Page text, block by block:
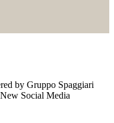
by Gruppo Spaggiari
Social Media